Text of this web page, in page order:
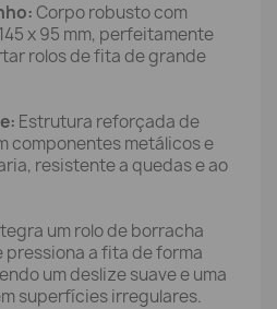
Corpo robusto com
x 95 mm, perfeitamente
rolos de fita de grande
Estrutura reforçada de
componentes metálicos e
resistente a quedas e ao
um rolo de borracha
pressiona a fita de forma
um deslize suave e uma
superfícies irregulares.